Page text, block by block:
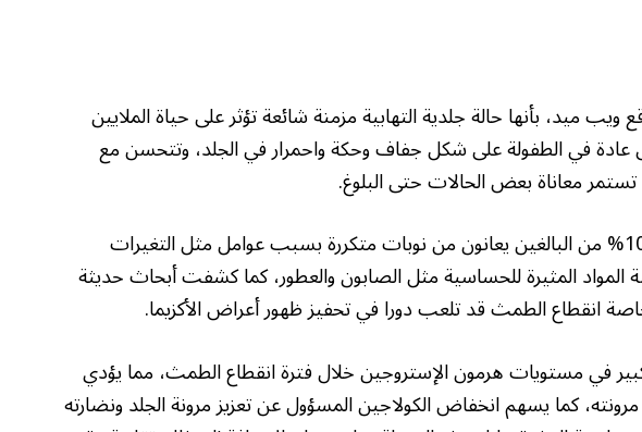
ويب ميد، بأنها حالة جلدية التهابية مزمنة شائعة تؤثر على حياة الملايين
عادة في الطفولة على شكل جفاف وحكة واحمرار في الجلد، وتتحسن مع
معاناة بعض الحالات حتى البلوغ.
وتشير الدراسات إلى أن 10% من البالغين يعانون من نوبات متكررة بسبب عوامل مثل التغيرات
المواد المثيرة للحساسية مثل الصابون والعطور، كما كشفت أبحاث حديثة
انقطاع الطمث قد تلعب دورا في تحفيز ظهور أعراض الأكزيما.
في مستويات هرمون الإستروجين خلال فترة انقطاع الطمث، مما يؤدي
كما يسهم انخفاض الكولاجين المسؤول عن تعزيز مرونة الجلد ونضارته